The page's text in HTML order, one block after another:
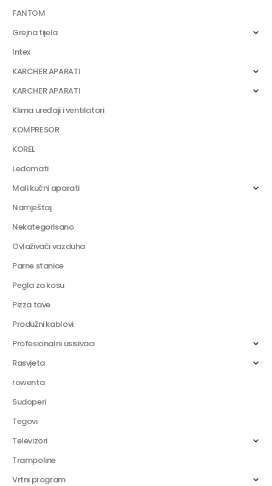
FANTOM
Grejna tijela
Intex
KARCHER APARATI
KARCHER APARATI
Klima uređaji i ventilatori
KOMPRESOR
KOREL
Ledomati
Mali kućni aparati
Namještaj
Nekategorisano
Ovlaživači vazduha
Parne stanice
Pegla za kosu
Pizza tave
Produžni kablovi
Profesionalni usisivaci
Rasvjeta
rowenta
Sudoperi
Tegovi
Televizori
Trampoline
Vrtni program